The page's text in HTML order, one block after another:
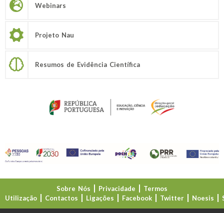
Webinars
Projeto Nau
Resumos de Evidência Científica
Sobre Nós Privacidade
Termos
Utilização
Contactos Ligações Facebook Twitter Noesis